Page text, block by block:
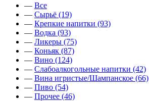
— Все
— Сырьё (19)
— Крепкие напитки (93)
— Водка (93)
— Ликеры (75)
— Коньяк (87)
— Вино (124)
— Слабоалкогольные напитки (42)
— Вина игристые/Шампанское (66)
— Пиво (54)
— Прочее (46)